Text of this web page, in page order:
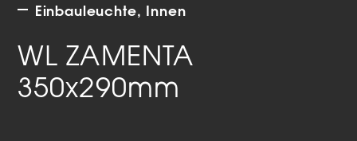
Einbauleuchte Innen
WL ZAMENTA
350x290mm